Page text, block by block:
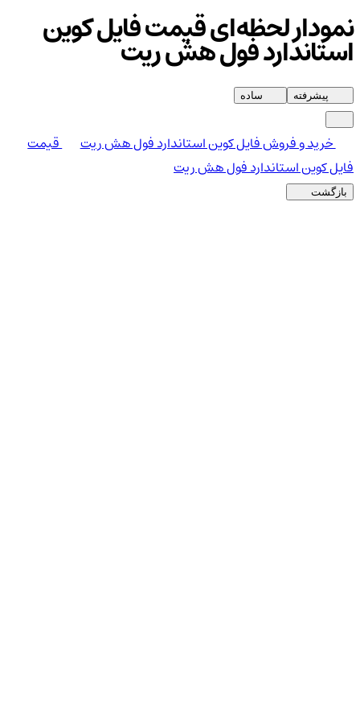
نمودار لحظه‌ای قیمت فایل کوین
استاندارد فول هش ریت
پیشرفته ساده
خرید و فروش فایل کوین استاندارد فول هش ریت
قیمت
فایل کوین استاندارد فول هش ریت
بازگشت